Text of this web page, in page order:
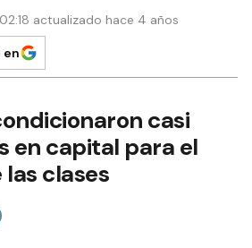
actualizado hace 4 años
en
casi
en capital para el
clases